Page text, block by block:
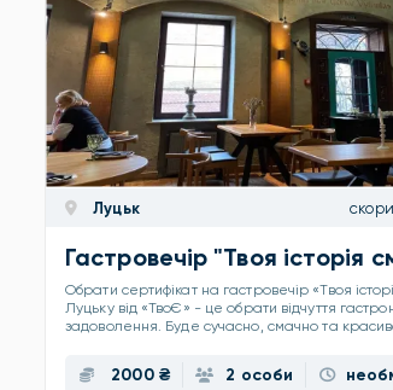
Луцьк
Гастровечір "Твоя історія
Обрати сертифікат на гастровечір «Твоя
Луцьку від «ТвоЄ» - це обрати відчуття
задоволення. Буде сучасно, смачно та
2000 ₴ 2 особи